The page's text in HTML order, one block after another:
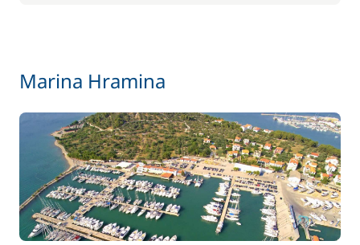
Marina Hramina